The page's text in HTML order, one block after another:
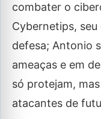
combater o
Cybernetips,
defesa; Antonio
ameaças e em
só protejam,
atacantes de